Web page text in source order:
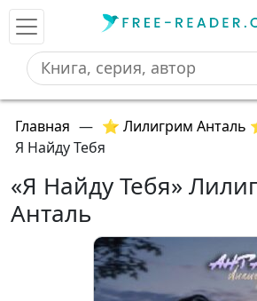
Главная — ⭐ Лилигрим Анталь
Я Найду Тебя
«Я Найду Тебя»
Анталь